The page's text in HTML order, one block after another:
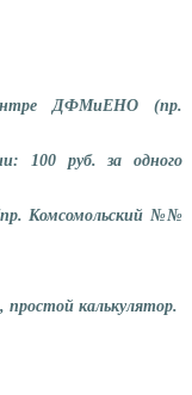
ДФМиЕНО (пр.
100 руб. за одного
Комсомольский №№
калькулятор.